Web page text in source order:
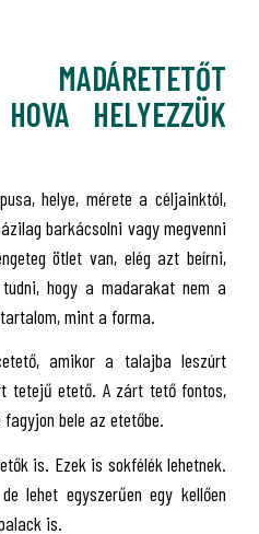
HELYEZZÜK
helye, mérete a céljainktól,
barkácsolni vagy megvenni
ötlet van, elég azt beírni,
tudni, hogy a madarakat nem a
mint a forma.
amikor a talajba leszúrt
tetejű etető. A zárt tető fontos,
fagyjon bele az etetőbe.
is. Ezek is sokfélék lehetnek.
lehet egyszerűen egy kellően
is.